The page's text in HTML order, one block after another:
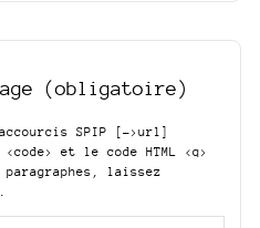
(obligatoire)
SPIP
[->url]
et le code HTML <q>
laissez